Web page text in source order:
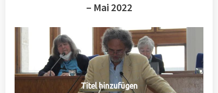
– Mai 2022
Titel hinzufügen